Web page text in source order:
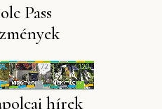
Pass
hírek